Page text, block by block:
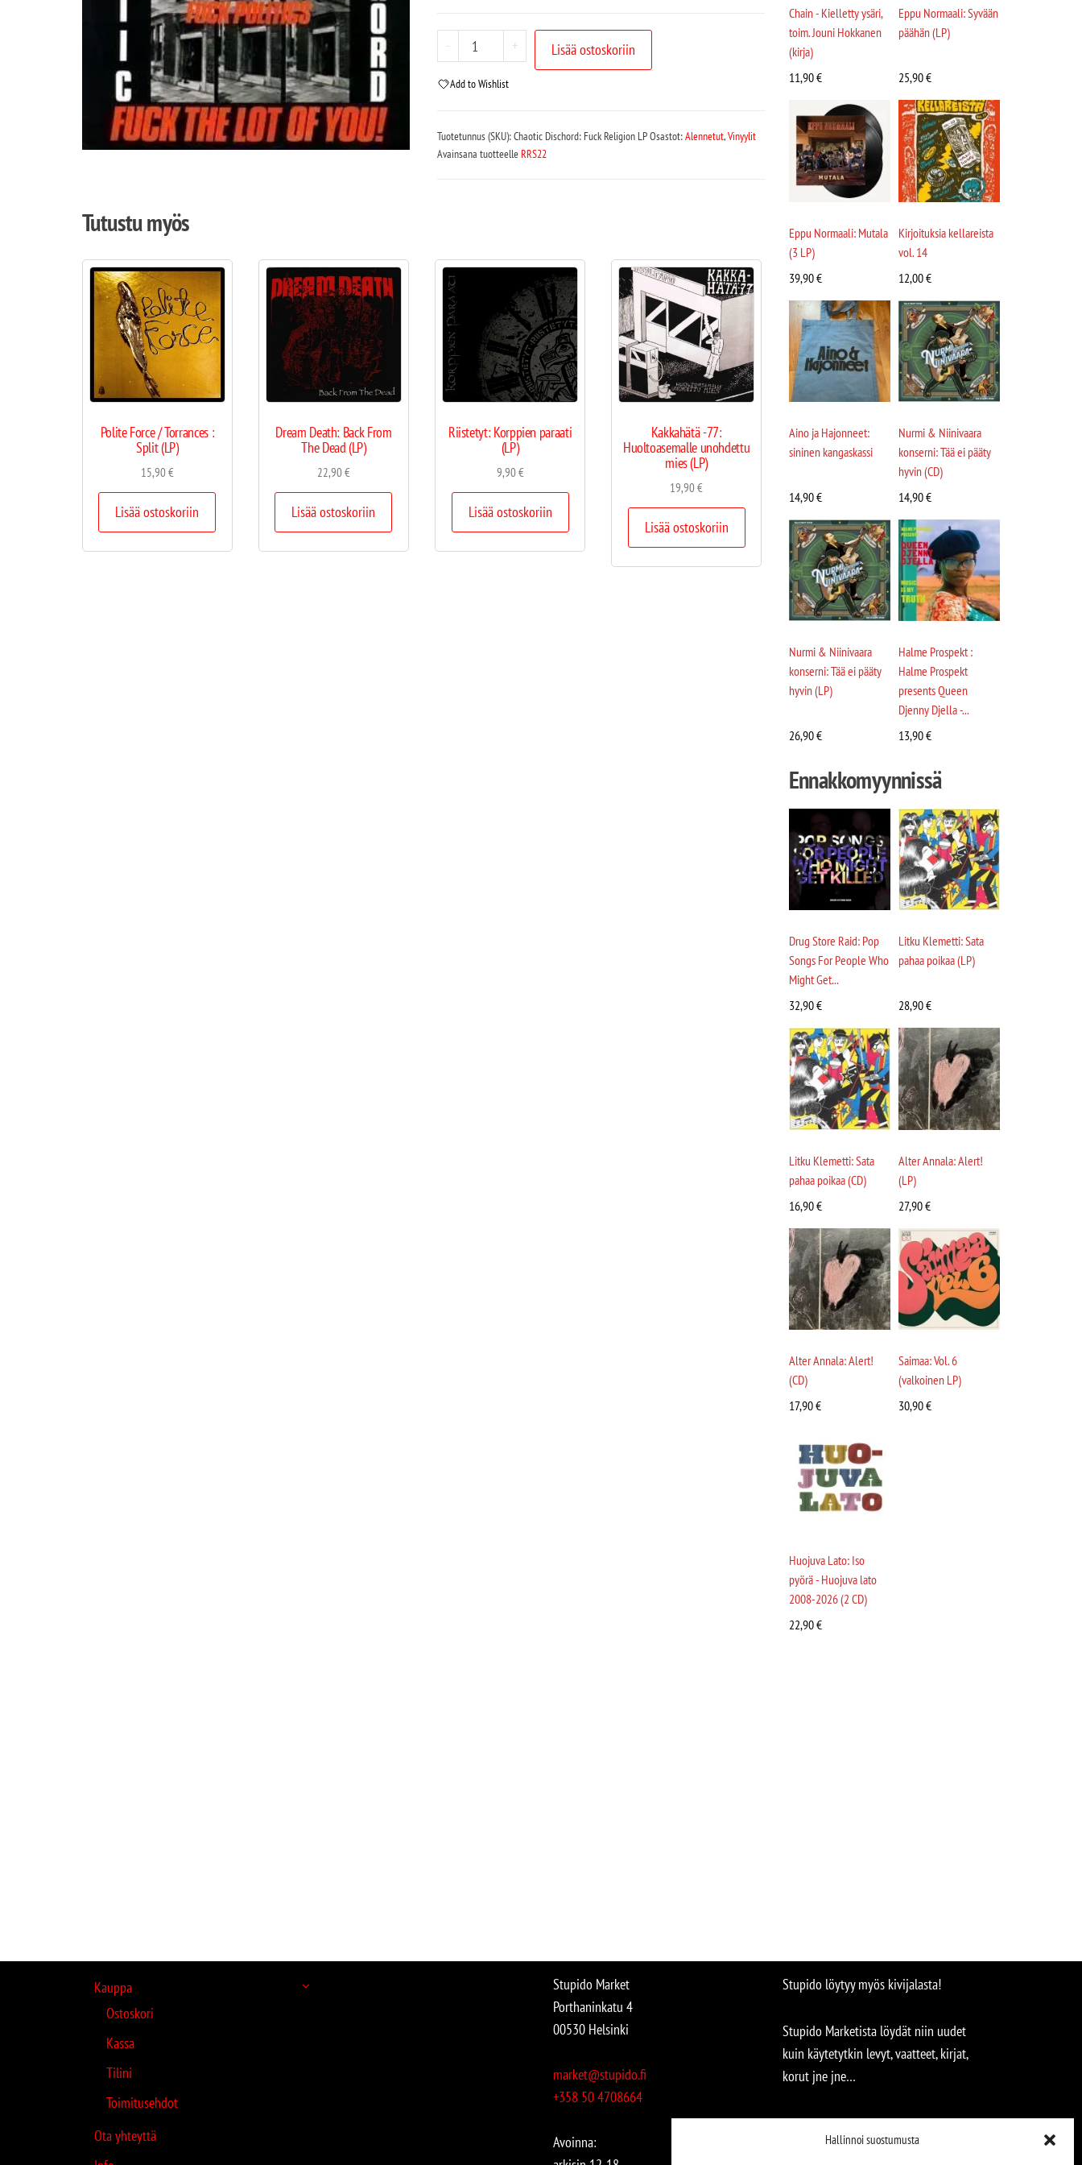
Hallinnoi suostumusta
- + Lisää ostoskoriin
Add to Wishlist
Tuotetunnus (SKU):Chaotic Dischord: Fuck Religion LPOsastot:Alennetut,Vinyylit
Avainsana tuotteelleRRS22
Tutustu myös
Polite Force / Torrances :
Split (LP)
15,90€
Lisää ostoskoriin
Dream Death: Back From
The Dead (LP)
22,90€
Lisää ostoskoriin
Riistetyt: Korppien paraati
(LP)
9,90€
Lisää ostoskoriin
Kakkahätä -77:
Huoltoasemalle unohdettu
mies (LP)
19,90€
Lisää ostoskoriin
Chain - Kielletty ysäri,
toim. Jouni Hokkanen
(kirja)
11,90€
Eppu Normaali: Syvään
päähän (LP)
25,90€
Eppu Normaali: Mutala
(3 LP)
39,90€
Kirjoituksia kellareista
vol. 14
12,00€
Aino ja Hajonneet:
sininen kangaskassi
14,90€
Nurmi & Niinivaara
konserni: Tää ei pääty
hyvin (CD)
14,90€
Nurmi & Niinivaara
konserni: Tää ei pääty
hyvin (LP)
26,90€
Halme Prospekt :
Halme Prospekt
presents Queen
Djenny Djella -...
13,90€
Ennakkomyynnissä
Drug Store Raid: Pop
Songs For People Who
Might Get...
32,90€
Litku Klemetti: Sata
pahaa poikaa (LP)
28,90€
Litku Klemetti: Sata
pahaa poikaa (CD)
16,90€
Alter Annala: Alert!
(LP)
27,90€
Alter Annala: Alert!
(CD)
17,90€
Saimaa: Vol. 6
(valkoinen LP)
30,90€
Huojuva Lato: Iso
pyörä - Huojuva lato
2008-2026 (2 CD)
22,90€
Kauppa
Ostoskori
Kassa
Tilini
Toimitusehdot
Ota yhteyttä
Stupido Market
Porthaninkatu 4
00530 Helsinki
market@stupido.fi
+358 50 4708664
Avoinna:
Stupido löytyy myös kivijalasta!
Stupido Marketista löydät niin uudet
kuin käytetytkin levyt, vaatteet, kirjat,
korut jne jne…